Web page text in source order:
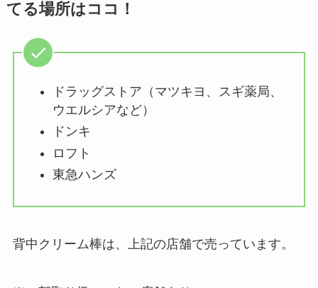
てる場所はココ！
ドラッグストア（マツキヨ、スギ薬局、
ウエルシアなど）
ドンキ
ロフト
東急ハンズ
背中クリーム棒は、上記の店舗で売っています。